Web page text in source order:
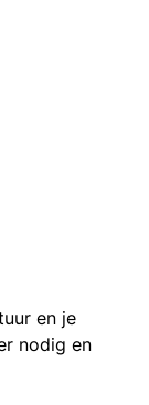
en je
nodig en